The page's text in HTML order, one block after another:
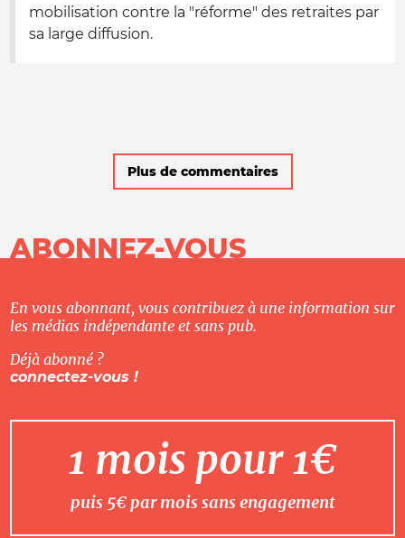
mobilisation contre la "réforme" des retraites par
sa large diffusion.
Plus de commentaires
ABONNEZ-VOUS
En vous abonnant, vous contribuez à une information sur
les médias indépendante et sans pub.
Déjà abonné ?
connectez-vous !
1 mois pour 1€
puis 5€ par mois sans engagement